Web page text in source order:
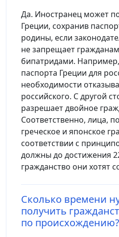
Да. Иностранец может
Греции, сохранив
родины, если
не запрещает
бипатридами.
паспорта Греции для
необходимости
российского. С другой
разрешает двойное
Соответственно, лица,
греческое и японское
соответствии с
должны до достижения
гражданство они хотят
Сколько времени
получить
по происхождению?